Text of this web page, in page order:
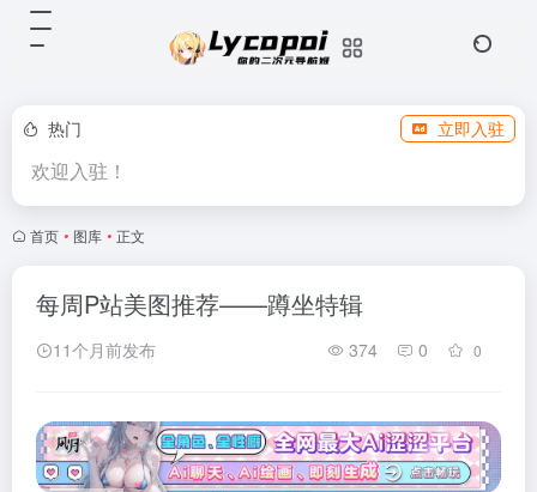
热门 立即入驻
欢迎入驻！
首页 • 图库 • 正文
每周P站美图推荐——蹲坐特辑
11个月前发布 374 0 0